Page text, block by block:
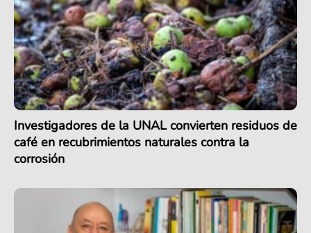
Investigadores de la UNAL convierten residuos de
café en recubrimientos naturales contra la
corrosión